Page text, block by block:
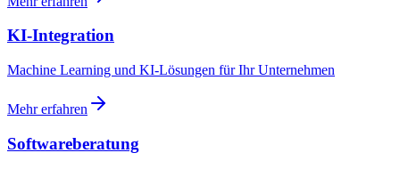
KI-Integration
Machine Learning und KI-Lösungen für Ihr Unternehmen
Mehr erfahren
Softwareberatung